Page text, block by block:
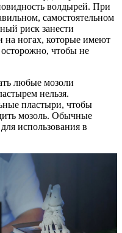
волдырей. При
самостоятельном
риск занести
ногах, которые имеют
осторожно, чтобы не
любые мозоли
нельзя.
пластыри, чтобы
мозоль. Обычные
использования в